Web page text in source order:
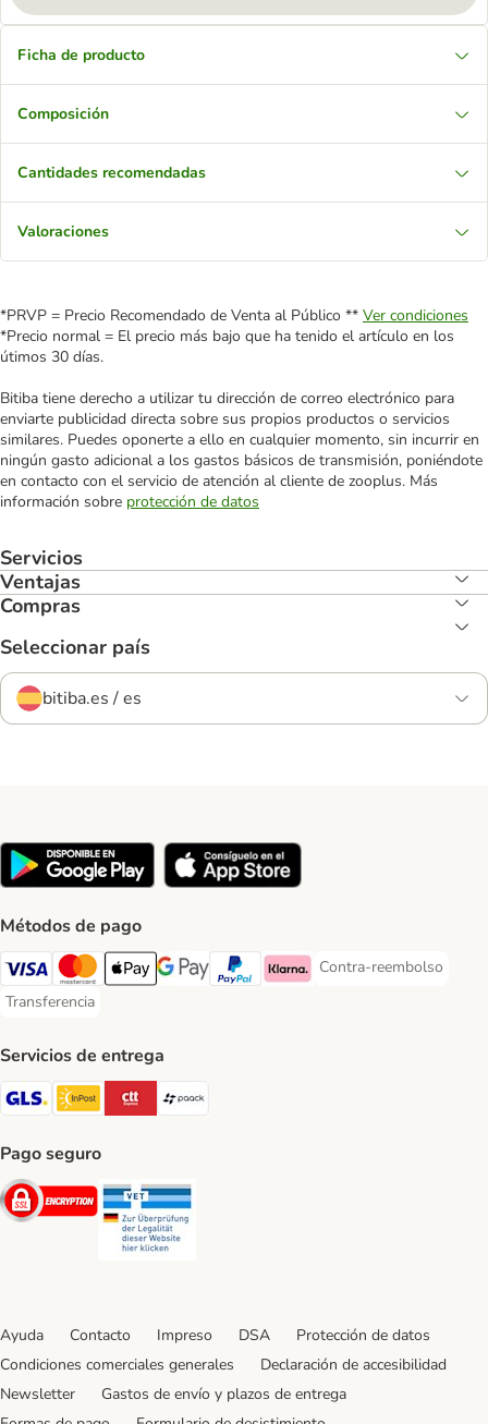
Ficha de producto
Composición
Cantidades recomendadas
Valoraciones
*PRVP = Precio Recomendado de Venta al Público ** Ver condiciones
*Precio normal = El precio más bajo que ha tenido el artículo en los
útimos 30 días.
Bitiba tiene derecho a utilizar tu dirección de correo electrónico para
enviarte publicidad directa sobre sus propios productos o servicios
similares. Puedes oponerte a ello en cualquier momento, sin incurrir en
ningún gasto adicional a los gastos básicos de transmisión, poniéndote
en contacto con el servicio de atención al cliente de zooplus. Más
información sobre protección de datos
Servicios
Ventajas
Compras
Seleccionar país
bitiba.es / es
Métodos de pago
Visa Payment Method
Mastercard Payment Method
Apple Pay Payment Method
Google Pay Payment Method
PayPal Payment Method
Klarna Payment Method
Contra-reembolso
Contra-reembolso
Transferencia
Transferencia Payment Method
Servicios de entrega
GLS Shipping Method
InPost Shipping Method
CTTExpress Shipping Method
paack Shipping Method
Pago seguro
Security
Ayuda Contacto Impreso DSA
Protección de datos
Condiciones comerciales generales
Declaración de accesibilidad
Newsletter
Gastos de envío y plazos de entrega